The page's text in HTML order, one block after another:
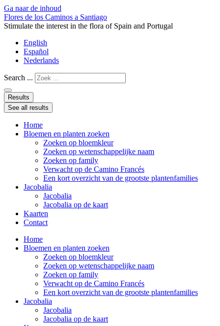
Ga naar de inhoud
Flores de los Caminos a Santiago
Stimulate the interest in the flora of Spain and Portugal
English
Español
Nederlands
Search ...
Results
See all results
Home
Bloemen en planten zoeken
Zoeken op bloemkleur
Zoeken op wetenschappelijke naam
Zoeken op family
Verwacht op de Camino Francés
Een kort overzicht van de grootste plantenfamilies
Jacobalia
Jacobalia
Jacobalia op de kaart
Kaarten
Contact
Home
Bloemen en planten zoeken
Zoeken op bloemkleur
Zoeken op wetenschappelijke naam
Zoeken op family
Verwacht op de Camino Francés
Een kort overzicht van de grootste plantenfamilies
Jacobalia
Jacobalia
Jacobalia op de kaart